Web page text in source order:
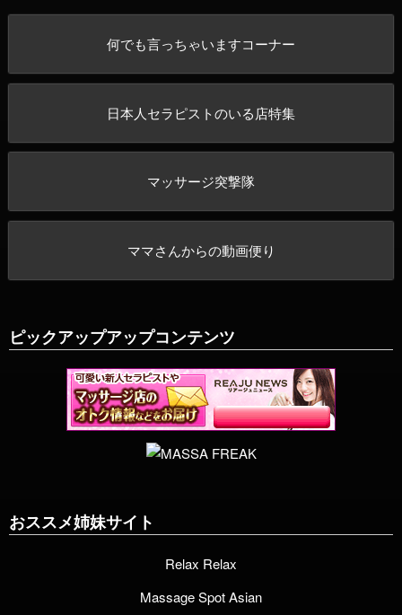
何でも言っちゃいますコーナー
日本人セラピストのいる店特集
マッサージ突撃隊
ママさんからの動画便り
ピックアップアップコンテンツ
おススメ姉妹サイト
Relax Relax
Massage Spot Asian